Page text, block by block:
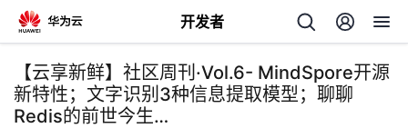
开发者
返
回
【云享新鲜】社区周刊·Vol.6- MindSpore开源
新特性；文字识别3种信息提取模型；聊聊
Redis的前世今生…